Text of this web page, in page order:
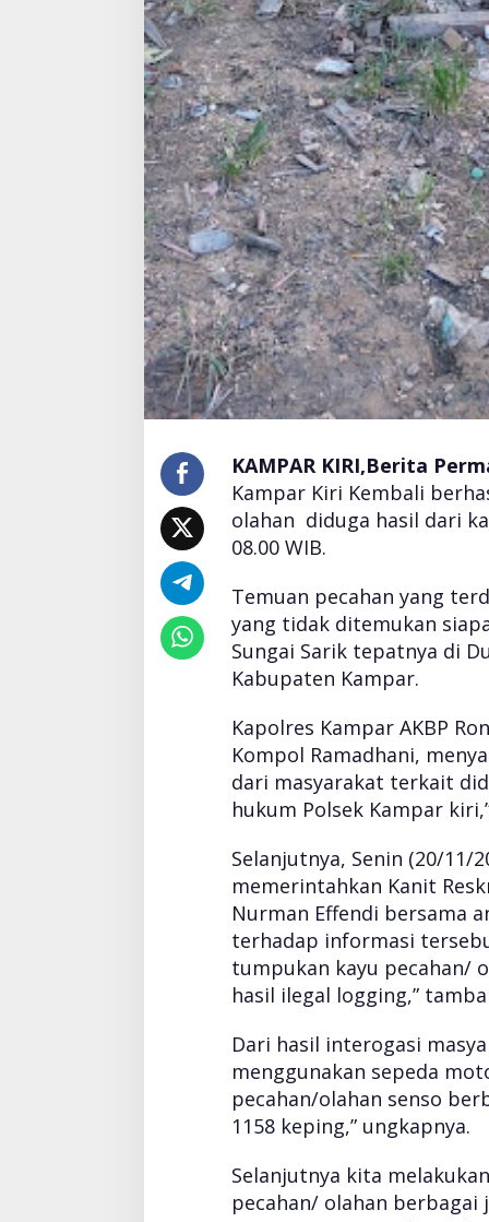
n
KAMPAR KIRI,Berita
Kampar Kiri Kembali
olahan diduga hasil dari
08.00 WIB.
Temuan pecahan yang
yang tidak ditemukan
Sungai Sarik tepatnya di
Kabupaten Kampar.
Kapolres Kampar AKBP
Kompol Ramadhani,
dari masyarakat terkait
hukum Polsek Kampar
Selanjutnya, Senin (20/11/
memerintahkan Kanit
Nurman Effendi bersama
terhadap informasi
tumpukan kayu pecahan/
hasil ilegal logging,”
Dari hasil interogasi
menggunakan sepeda
pecahan/olahan senso
1158 keping,” ungkapnya.
Selanjutnya kita
pecahan/ olahan